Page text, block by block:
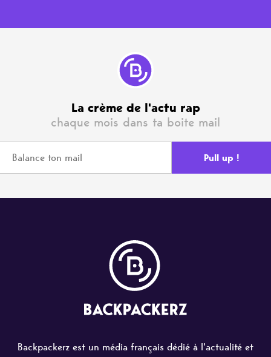
La crème de l'actu rap
chaque mois dans ta boite mail
Backpackerz est un média français dédié à l'actualité et